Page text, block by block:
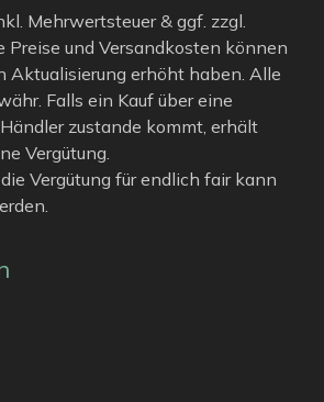
Mehrwertsteuer & ggf. zzgl.
Preise und Versandkosten können
Aktualisierung erhöht haben. Alle
Falls ein Kauf über eine
zustande kommt, erhält
Vergütung.
Vergütung für endlich fair kann